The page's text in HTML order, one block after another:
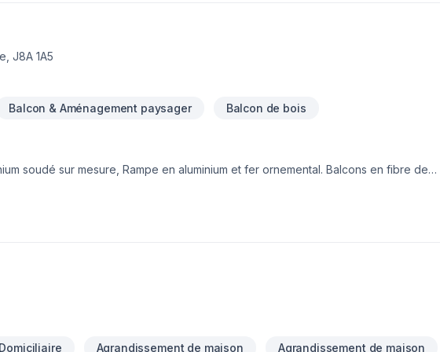
profiterez ainsi de notre expertise, de notre expérience ainsi que de nos rabais
J8A 1A5
Balcon & Aménagement paysager Balcon de bois
soudé sur mesure, Rampe en aluminium et fer ornemental. Balcons en fibre de
Agrandissement de maison Agrandissement de maison